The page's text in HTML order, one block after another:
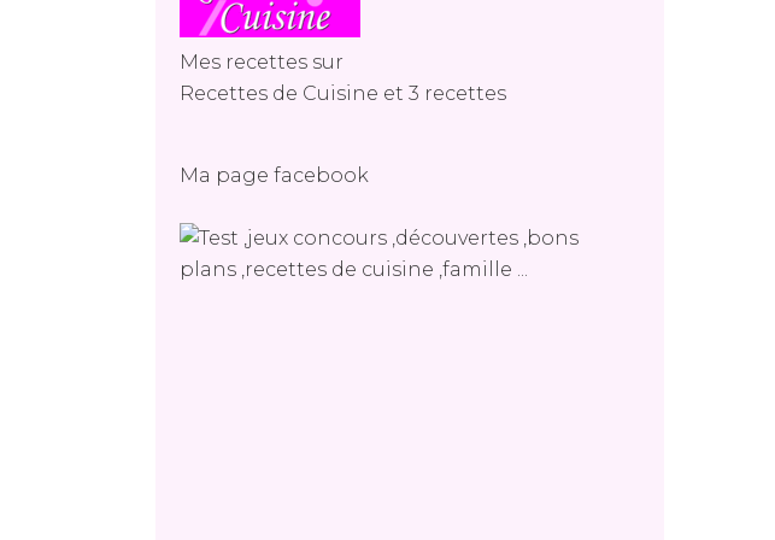
Mes recettes sur
Recettes de Cuisine et 3 recettes
Ma page facebook